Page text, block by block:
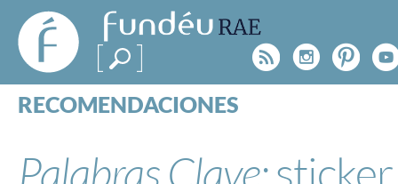
FundéuRAE
- Fundación
del Español
Urgente
Rss
RECOMENDACIONES
Palabras Clave:sticker